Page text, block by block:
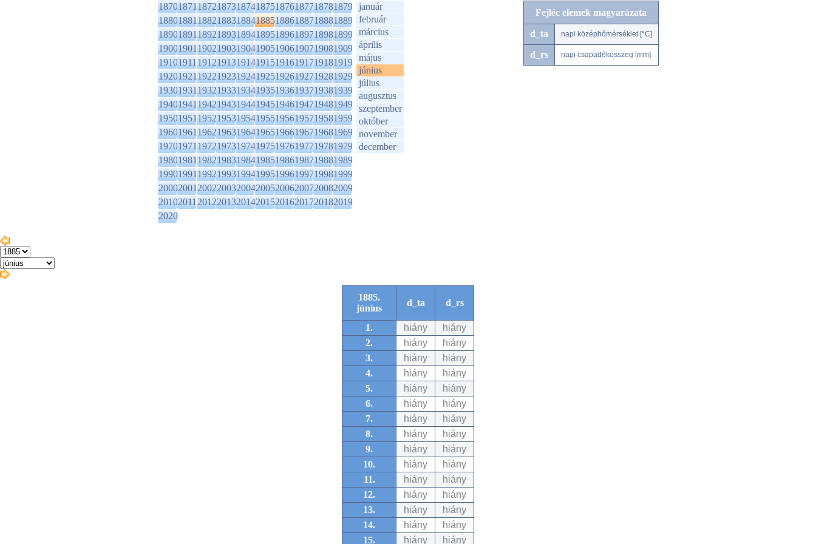
1870187118721873187418751876187718781879
1880188118821883188418851886188718881889
1890189118921893189418951896189718981899
1900190119021903190419051906190719081909
1910191119121913191419151916191719181919
1920192119221923192419251926192719281929
1930193119321933193419351936193719381939
1940194119421943194419451946194719481949
1950195119521953195419551956195719581959
1960196119621963196419651966196719681969
1970197119721973197419751976197719781979
1980198119821983198419851986198719881989
1990199119921993199419951996199719981999
2000200120022003200420052006200720082009
2010201120122013201420152016201720182019
2020
január
február
március
április
május
június
július
augusztus
szeptember
október
november
december
Fejléc elemek magyarázata
d_ta napi középhőmérséklet [°C]
d_rs napi csapadékösszeg [mm]
1885.
június
d_ta d_rs
1. hiány
hiány
2.
hiány
hiány
3.
hiány
hiány
4.
hiány
hiány
5.
hiány
hiány
6.
hiány
hiány
7.
hiány
hiány
8.
hiány
hiány
9.
hiány
hiány
10.
hiány
hiány
11.
hiány
hiány
12.
hiány
hiány
13.
hiány
hiány
14.
hiány
hiány
15.
hiány hiány